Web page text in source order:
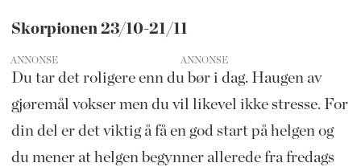
Skorpionen 23/10-21/11
ANNONSE
Du tar det roligere enn du bør i dag. Haugen av
gjøremål vokser men du vil likevel ikke stresse. For
din del er det viktig å få en god start på helgen og
du mener at helgen begynner allerede fra fredags